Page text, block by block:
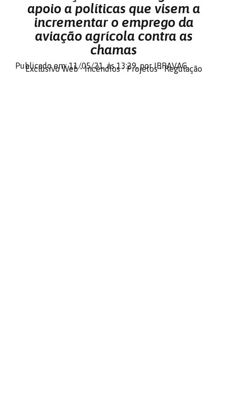
apoio a políticas que visem a
incrementar o emprego da
aviação agrícola contra as
chamas
Publicado em: 11/05/21,às 13:29,por IBRAVAG
Exclusivo Web•Incêndios•Projetos•Regulação